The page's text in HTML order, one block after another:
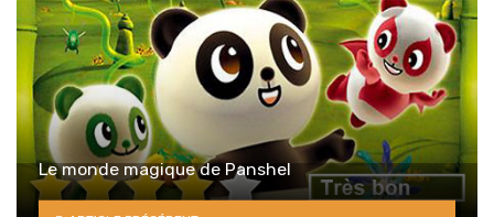
Le monde magique de Panshel